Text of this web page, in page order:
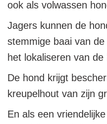
ook als volwassen
Jagers kunnen de
stemmige baai van
het lokaliseren van
De hond krijgt
kreupelhout van zijn
En als een